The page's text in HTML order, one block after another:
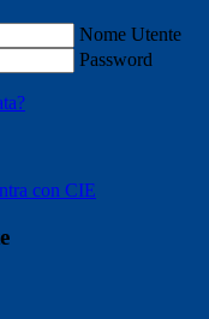
Nome Utente
Password
con CIE